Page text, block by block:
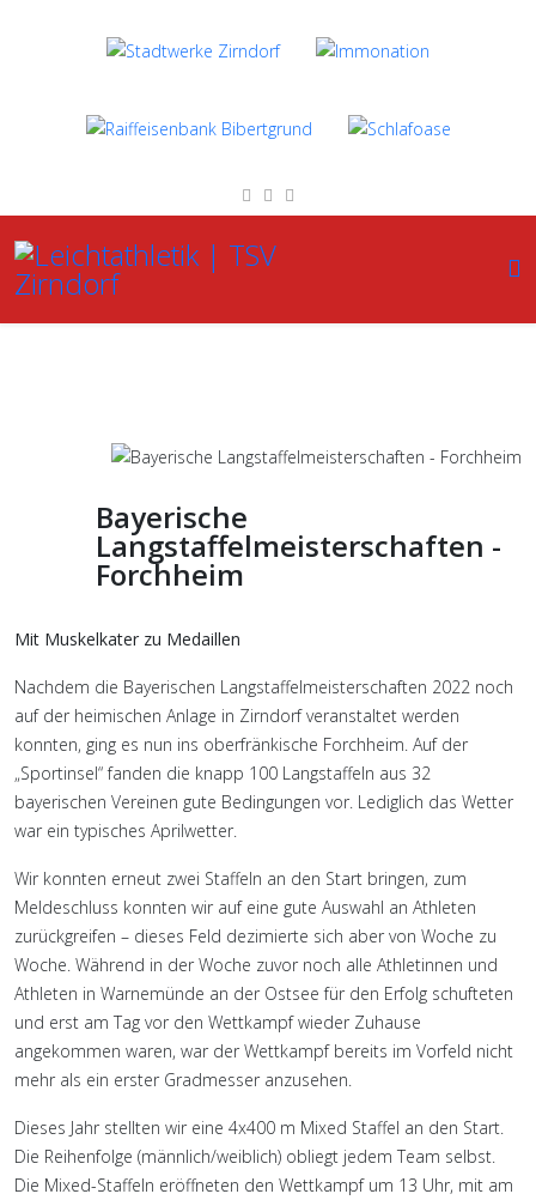
Bayerische
Langstaffelmeisterschaften -
Forchheim
Mit Muskelkater zu Medaillen
Nachdem die Bayerischen Langstaffelmeisterschaften 2022 noch
auf der heimischen Anlage in Zirndorf veranstaltet werden
konnten, ging es nun ins oberfränkische Forchheim. Auf der
„Sportinsel“ fanden die knapp 100 Langstaffeln aus 32
bayerischen Vereinen gute Bedingungen vor. Lediglich das Wetter
war ein typisches Aprilwetter.
Wir konnten erneut zwei Staffeln an den Start bringen, zum
Meldeschluss konnten wir auf eine gute Auswahl an Athleten
zurückgreifen – dieses Feld dezimierte sich aber von Woche zu
Woche. Während in der Woche zuvor noch alle Athletinnen und
Athleten in Warnemünde an der Ostsee für den Erfolg schufteten
und erst am Tag vor den Wettkampf wieder Zuhause
angekommen waren, war der Wettkampf bereits im Vorfeld nicht
mehr als ein erster Gradmesser anzusehen.
Dieses Jahr stellten wir eine 4x400 m Mixed Staffel an den Start.
Die Reihenfolge (männlich/weiblich) obliegt jedem Team selbst.
Die Mixed-Staffeln eröffneten den Wettkampf um 13 Uhr, mit am